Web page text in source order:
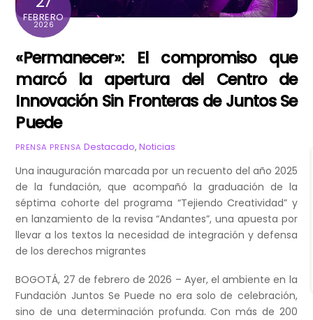
FEBRERO
2026
«Permanecer»: El compromiso que
marcó la apertura del Centro de
Innovación Sin Fronteras de Juntos Se
Puede
PRENSA PRENSA Destacado, Noticias
Una inauguración marcada por un recuento del año 2025
de la fundación, que acompañó la graduación de la
séptima cohorte del programa “Tejiendo Creatividad” y
en lanzamiento de la revisa “Andantes”, una apuesta por
llevar a los textos la necesidad de integración y defensa
de los derechos migrantes
BOGOTÁ, 27 de febrero de 2026 – Ayer, el ambiente en la
Fundación Juntos Se Puede no era solo de celebración,
sino de una determinación profunda. Con más de 200